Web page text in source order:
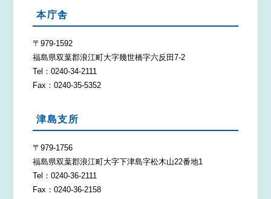
本庁舎
〒979-1592
福島県双葉郡浪江町大字幾世橋字六反田7-2
Tel：0240-34-2111
Fax：0240-35-5352
津島支所
〒979-1756
福島県双葉郡浪江町大字下津島字松木山22番地1
Tel：0240-36-2111
Fax：0240-36-2158